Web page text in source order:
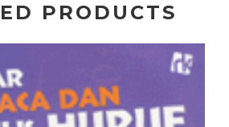
PRODUCTS